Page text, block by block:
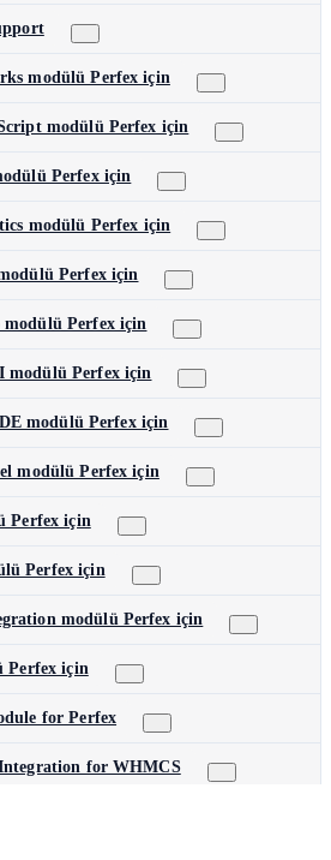
modülü Perfex için
modülü Perfex için
Perfex için
modülü Perfex için
Perfex için
modülü Perfex için
modülü Perfex için
modülü Perfex için
modülü Perfex için
Perfex için
Perfex için
modülü Perfex için
Perfex için
for Perfex
for WHMCS